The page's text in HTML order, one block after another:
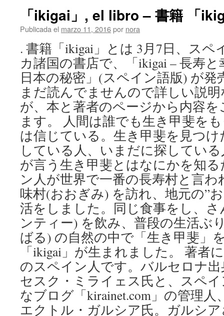
「ikigai」, el libro – 書籍 「
Publicada el marzo 11, 2016por nora
. 書籍「ikigai」とは 3月7日、ス
カ諸国の書店で、「ikigai – 長寿
日本の秘密」(スペイン語版) が
まだ読んでませんので詳しい説
が、本と著者のページから内容
ます。 人間は誰でも生き甲斐を
は信じている。生き甲斐を見つ
している人、いまだに探してい
が言う生き甲斐とはなにかを知
ン人が世界で一番の長寿村と言
味村(おおぎみ) を訪れ、地元の”
活をしました。同じ食事をし、
ンティー) を飲み、普段の生活ぶ
ばる) の自然の中で「生き甲斐」
「ikigai」が生まれました。 著者
のスペイン人です。バルセロナ
セスク・ミライェス氏と、スペ
なブログ「kirainet.com」の管理
エクトル・ガルシア氏。ガルシ